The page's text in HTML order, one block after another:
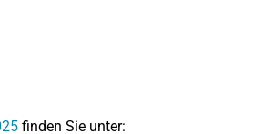
finden Sie unter: